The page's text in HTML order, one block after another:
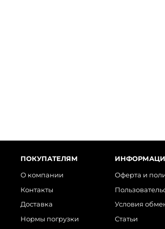
ПОКУПАТЕЛЯМ
О компании
Контакты
Доставка
Нормы погрузки
Оферта и
Условия
Статьи